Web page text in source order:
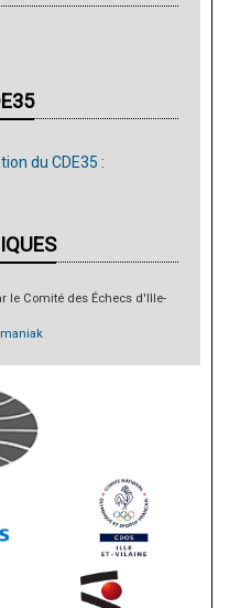
du CDE35 :
le Comité des Échecs d'Ille-